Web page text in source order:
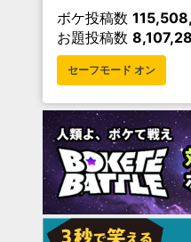
ボケ投稿数
お題投稿数
セーフモード オン